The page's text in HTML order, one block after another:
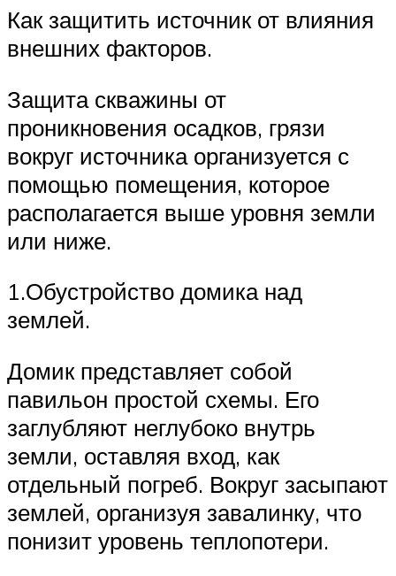
Как защитить источник от влияния
внешних факторов.
Защита скважины от
проникновения осадков, грязи
вокруг источника организуется с
помощью помещения, которое
располагается выше уровня земли
или ниже.
1.Обустройство домика над
землей.
Домик представляет собой
павильон простой схемы. Его
заглубляют неглубоко внутрь
земли, оставляя вход, как
отдельный погреб. Вокруг засыпают
землей, организуя завалинку, что
понизит уровень теплопотери.